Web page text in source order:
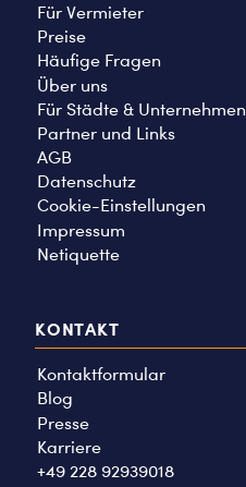
Für Vermieter
Preise
Häufige Fragen
Über uns
Für Städte & Unternehmen
Partner und Links
AGB
Datenschutz
Cookie-Einstellungen
Impressum
Netiquette
KONTAKT
Kontaktformular
Blog
Presse
Karriere
+49 228 92939018